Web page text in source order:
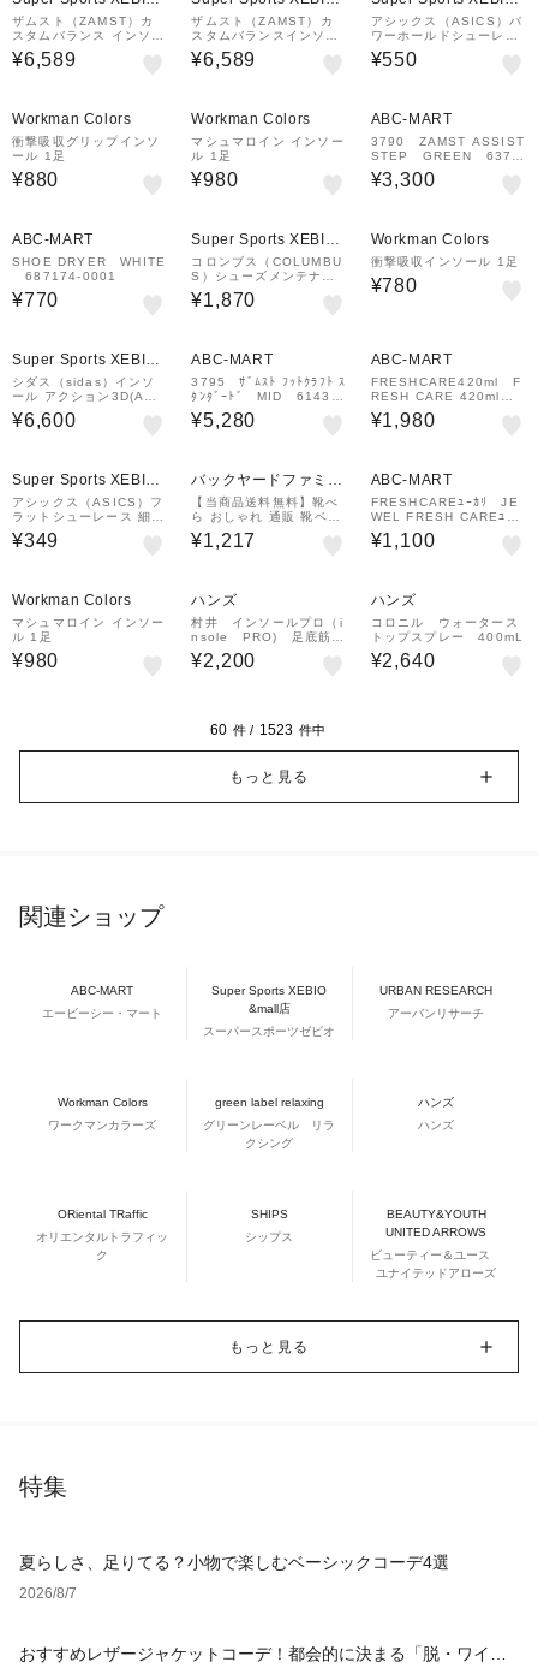
&mall店
ザムスト（ZAMST）カ
スタムバランス インソー
ル ピンク 高機能中敷き
¥6,589
&mall店
ザムスト（ZAMST）カ
スタムバランスインソー
ル インパクトイエロー
高機能中敷き
¥6,589
&mall店
アシックス（ASICS）パ
ワーホールドシューレー
ス TXX121.30 靴ひも
オレンジ
¥550
Workman Colors
衝撃吸収グリップインソ
ール 1足
¥880
Workman Colors
マシュマロイン インソー
ル 1足
¥980
ABC-MART
3790 ZAMST ASSIST
STEP GREEN 6375
70-0001
¥3,300
ABC-MART
SHOE DRYER WHITE
687174-0001
¥770
Super Sports XEBIO
&mall店
コロンブス（COLUMBU
S）シューズメンテナン
ス用品 アメダス防水スプ
レー 1500 オンライン価
¥1,870
Workman Colors
衝撃吸収インソール 1足
¥780
Super Sports XEBIO
&mall店
シダス（sidas）インソ
ール アクション3D(ACT
ION 3D) 201218 高機
能中敷き
¥6,600
ABC-MART
3795 ｻﾞﾑｽﾄ ﾌｯﾄｸﾗﾌﾄ ｽ
ﾀﾝﾀﾞｰﾄﾞ MID 61437
1-0002
¥5,280
ABC-MART
FRESHCARE420ml F
RESH CARE 420ml F
RAGRANCE FREE 61
7373-0001
¥1,980
Super Sports XEBIO
&mall店
アシックス（ASICS）フ
ラットシューレース 細タ
イプ TXX116.84
¥349
バックヤードファミリ
ー【当商品送料無料】靴べ
ら おしゃれ 通販 靴ベラ
くつべら シューホーン
イタリアン イタリア製
¥1,217
ABC-MART
FRESHCAREﾕｰｶﾘ JE
WEL FRESH CAREﾕｰｶ
ﾘﾐﾝﾄ180ml ｶﾗｰﾚｽ 60
1723-0001
¥1,100
Workman Colors
マシュマロイン インソー
ル 1足
¥980
ハンズ
村井 インソールプロ（i
nsole PRO) 足底筋膜
炎対策 レディース S
ベージュ
¥2,200
ハンズ
コロニル ウォータース
トップスプレー 400mL
¥2,640
60 件 / 1523 件中
もっと見る
関連ショップ
ABC-MART
エービーシー・マート
Super Sports XEBIO
&mall店
スーパースポーツゼビオ
URBAN RESEARCH
アーバンリサーチ
Workman Colors
ワークマンカラーズ
green label relaxing
グリーンレーベル リラ
クシング
ハンズ
ハンズ
ORiental TRaffic
オリエンタルトラフィッ
ク
SHIPS
シップス
BEAUTY&YOUTH
UNITED ARROWS
ビューティー＆ユース
ユナイテッドアローズ
もっと見る
特集
夏らしさ、足りてる？小物で楽しむベーシックコーデ4選
2026/8/7
おすすめレザージャケットコーデ！都会的に決まる「脱・ワイル